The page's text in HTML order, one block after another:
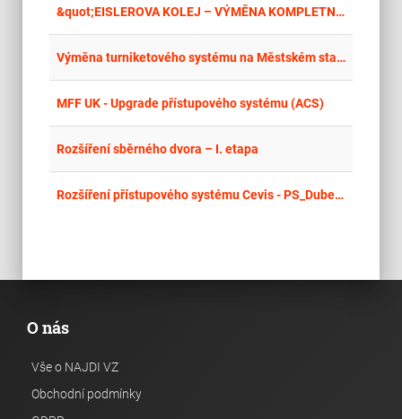
&quot;EISLEROVA KOLEJ – VÝMĚNA KOMPLETNÍ ELEKTROINSTALACE, REKONSTRUKCE PODLAH A DODÁVKA PŘÍSTUPOVÉHO SYSTÉMU a THALEROVA KOLEJ - REKONSTRUKCE PODLAH, PROTIPOŽÁRNÍCH DVEŘÍ, DODÁVKA PŘÍSTUPOVÉHO SYSTÉMU – přístupový systém&quot;
Výměna turniketového systému na Městském stadionu Ostrava – Vítkovice formou Design & Build
MFF UK - Upgrade přístupového systému (ACS)
Rozšíření sběrného dvora – I. etapa
Rozšíření přístupového systému Cevis - PS_Duben_01_2026
O nás
Vše o NAJDI VZ
Obchodní podmínky